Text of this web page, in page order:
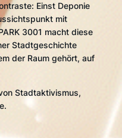
Einst Deponie
mit
3001 macht diese
Stadtgeschichte
der Raum gehört, auf
Stadtaktivismus,